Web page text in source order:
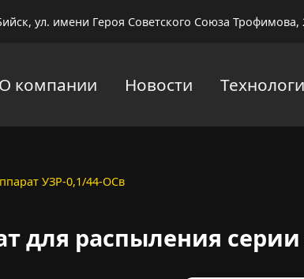
ул. имени Героя Советского Союза Трофимова,
О компании Новости
УЗР-0,1/44-ОСв
для
для распыления